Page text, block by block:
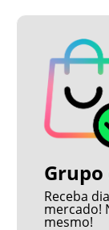
Receba
mercado!
mesmo!